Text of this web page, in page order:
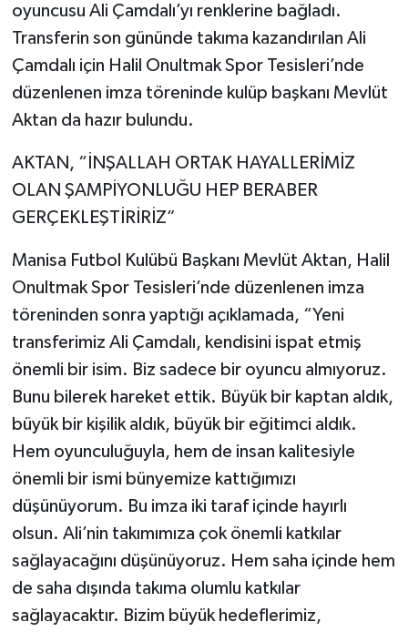
oyuncusu Ali Çamdalı’yı renklerine bağladı.
Transferin son gününde takıma kazandırılan Ali
Çamdalı için Halil Onultmak Spor Tesisleri’nde
düzenlenen imza töreninde kulüp başkanı Mevlüt
Aktan da hazır bulundu.
AKTAN, “İNŞALLAH ORTAK HAYALLERİMİZ
OLAN ŞAMPİYONLUĞU HEP BERABER
GERÇEKLEŞTİRİRİZ”
Manisa Futbol Kulübü Başkanı Mevlüt Aktan, Halil
Onultmak Spor Tesisleri’nde düzenlenen imza
töreninden sonra yaptığı açıklamada, “Yeni
transferimiz Ali Çamdalı, kendisini ispat etmiş
önemli bir isim. Biz sadece bir oyuncu almıyoruz.
Bunu bilerek hareket ettik. Büyük bir kaptan aldık,
büyük bir kişilik aldık, büyük bir eğitimci aldık.
Hem oyunculuğuyla, hem de insan kalitesiyle
önemli bir ismi bünyemize kattığımızı
düşünüyorum. Bu imza iki taraf içinde hayırlı
olsun. Ali’nin takımımıza çok önemli katkılar
sağlayacağını düşünüyoruz. Hem saha içinde hem
de saha dışında takıma olumlu katkılar
sağlayacaktır. Bizim büyük hedeflerimiz,